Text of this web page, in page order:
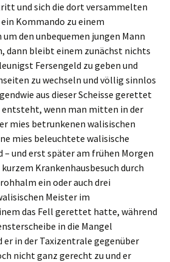
und sich die dort versammelten
Kommando zu einem
den unbequemen jungen Mann
dann bleibt einem zunächst nichts
Fersengeld zu geben und
zu wechseln und völlig sinnlos
aus dieser Scheisse gerettet
entsteht, wenn man mitten in der
mies betrunkenen walisischen
mies beleuchtete walisische
und erst später am frühen Morgen
Krankenhausbesuch durch
ein oder auch drei
Meister im
das Fell gerettet hatte, während
in die Mangel
er in der Taxizentrale gegenüber
nicht ganz gerecht zu und er